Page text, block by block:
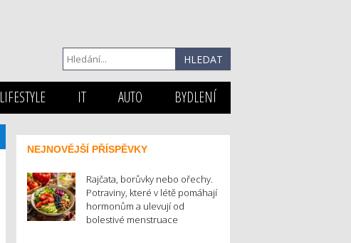
LIFESTYLE IT AUTO BYDLENÍ
NEJNOVĚJŠÍ PŘÍSPĚVKY
Rajčata, borůvky nebo ořechy.
Potraviny, které v létě pomáhají
hormonům a ulevují od
bolestivé menstruace